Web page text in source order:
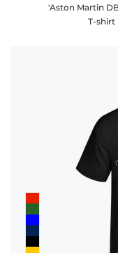
'Aston Martin
T-shirt